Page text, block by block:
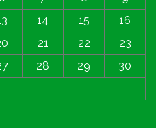
14 15
16
21 22
23
28 29
30